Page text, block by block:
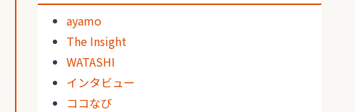
ayamo
The Insight
WATASHI
インタビュー
ココなび